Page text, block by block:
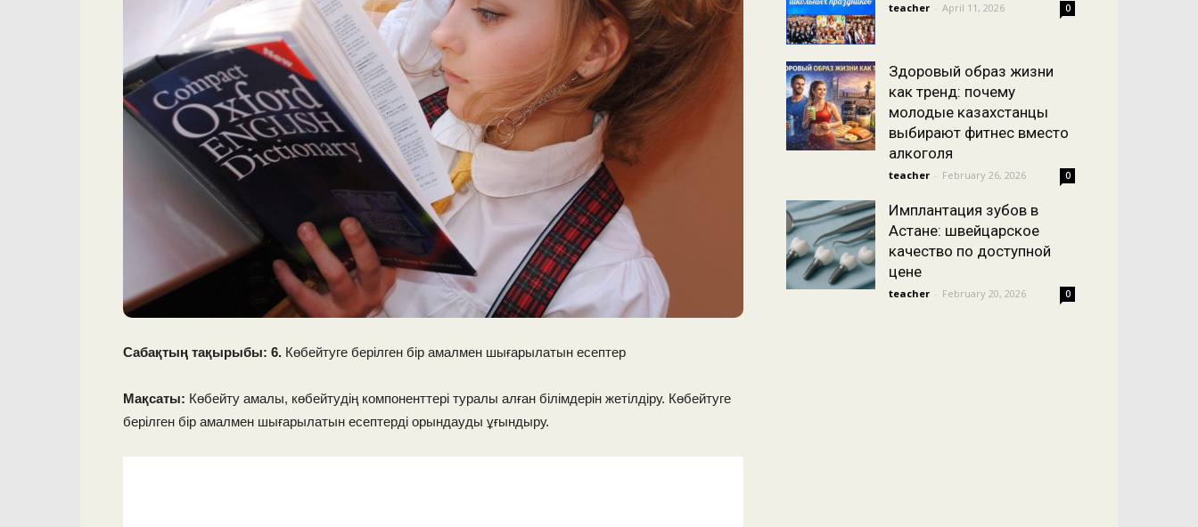
УРОКОВ
Сабақтың тақырыбы: 6. Көбейтуге берілген бір амалмен шығарылатын есептер
Мақсаты: Көбейту амалы, көбейтудің компоненттері туралы алған білімдерін жетілдіру. Көбейтуге
берілген бір амалмен шығарылатын есептерді орындауды ұғындыру.
teacher - April 11, 2026 0
Здоровый образ жизни
как тренд: почему
молодые казахстанцы
выбирают фитнес вместо
алкоголя
teacher - February 26, 2026 0
Имплантация зубов в
Астане: швейцарское
качество по доступной
цене
teacher - February 20, 2026 0